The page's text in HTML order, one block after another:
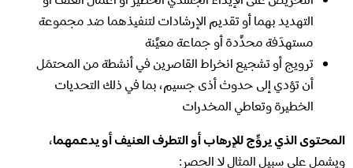
التهديد بهما أو تقديم الإرشادات لتنفيذهما ضد مجموعة
مستهدَفة محدَّدة أو جماعة معيَّنة
ترويج أو تشجيع انخراط القاصرين في أنشطة من المحتمَل
أن تؤدي إلى حدوث أذى جسيم، بما في ذلك التحديات
الخطيرة وتعاطي المخدرات
المحتوى الذي يروِّج للإرهاب أو التطرف العنيف أو يدعمهما،
ويشمل على سبيل المثال لا الحصر: